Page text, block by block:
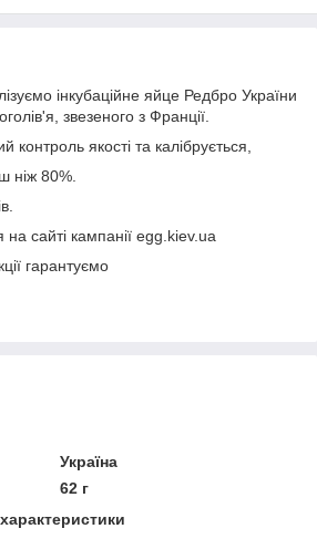
інкубаційне яйце Редбро України
звезеного з Франції.
якості та калібрується,
ніж 80%.
сайті кампанії egg.kiev.ua
гарантуємо
Україна
62 г